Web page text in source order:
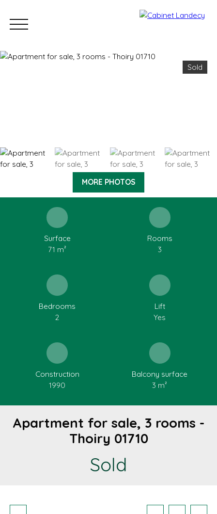
ESTIMATE
Sold
MORE PHOTOS
Surface
71 m²
Rooms
3
Bedrooms
2
Lift
Yes
Construction
1990
Balcony surface
3 m²
Apartment for sale, 3 rooms -
Thoiry 01710
Sold